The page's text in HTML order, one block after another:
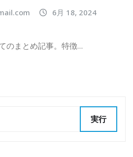
6月 18, 2024
のまとめ記事。特徴…
実行